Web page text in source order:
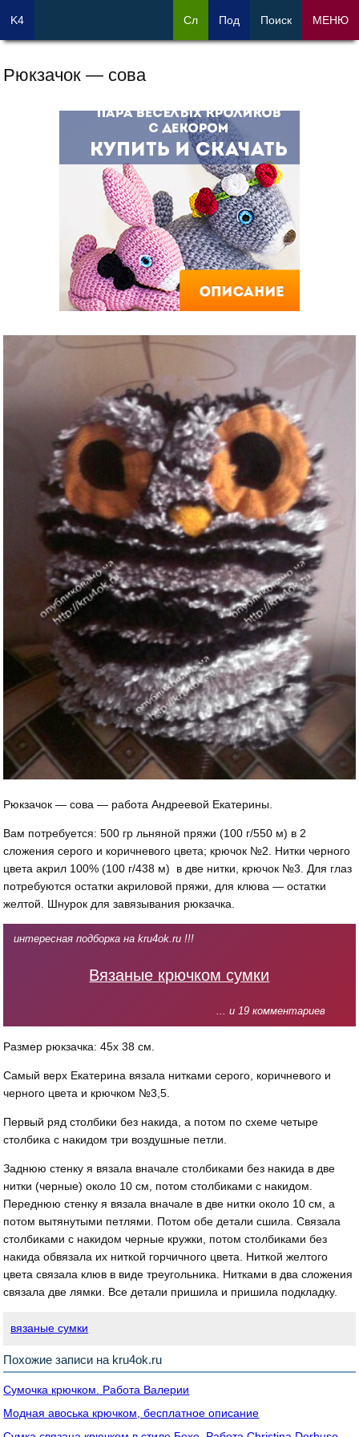
Рюкзачок — сова
Рюкзачок — сова — работа Андреевой Екатерины.
Вам потребуется: 500 гр льняной пряжи (100 г/550 м) в 2
сложения серого и коричневого цвета; крючок №2. Нитки черного
цвета акрил 100% (100 г/438 м) в две нитки, крючок №3. Для глаз
потребуются остатки акриловой пряжи, для клюва — остатки
желтой. Шнурок для завязывания рюкзачка.
интересная подборка на kru4ok.ru !!!
Вязаные крючком сумки
... и 19 комментариев
Размер рюкзачка: 45х 38 см.
Самый верх Екатерина вязала нитками серого, коричневого и
черного цвета и крючком №3,5.
Первый ряд столбики без накида, а потом по схеме четыре
столбика с накидом три воздушные петли.
Заднюю стенку я вязала вначале столбиками без накида в две
нитки (черные) около 10 см, потом столбиками с накидом.
Переднюю стенку я вязала вначале в две нитки около 10 см, а
потом вытянутыми петлями. Потом обе детали сшила. Связала
столбиками с накидом черные кружки, потом столбиками без
накида обвязала их ниткой горчичного цвета. Ниткой желтого
цвета связала клюв в виде треугольника. Нитками в два сложения
связала две лямки. Все детали пришила и пришила подкладку.
вязаные сумки
Похожие записи на kru4ok.ru
Сумочка крючком. Работа Валерии
Модная авоська крючком, бесплатное описание
K4 Сл Под Поиск МЕНЮ